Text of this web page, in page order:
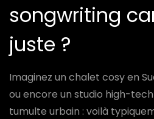
songwriting
juste ?
Imaginez un chalet cosy en
ou encore un studio high-
tumulte urbain : voilà